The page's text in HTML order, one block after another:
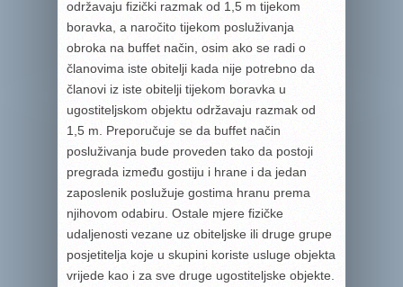
održavaju fizički razmak od 1,5 m tijekom
boravka, a naročito tijekom posluživanja
obroka na buffet način, osim ako se radi o
članovima iste obitelji kada nije potrebno da
članovi iz iste obitelji tijekom boravka u
ugostiteljskom objektu održavaju razmak od
1,5 m. Preporučuje se da buffet način
posluživanja bude proveden tako da postoji
pregrada između gostiju i hrane i da jedan
zaposlenik poslužuje gostima hranu prema
njihovom odabiru. Ostale mjere fizičke
udaljenosti vezane uz obiteljske ili druge grupe
posjetitelja koje u skupini koriste usluge objekta
vrijede kao i za sve druge ugostiteljske objekte.